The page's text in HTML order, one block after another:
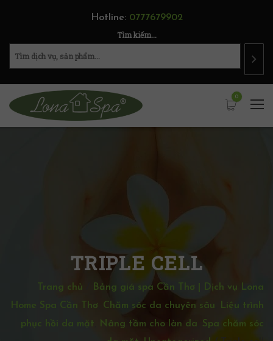
Hotline: 0777679902
Tìm kiếm...
0
TRIPLE CELL
Trang chủ
Bảng giá spa Cần Thơ | Dịch vụ Lona
Home Spa Cần Thơ
Chăm sóc da chuyên sâu
Liệu trình
phục hồi da mặt
Nâng tầm cho làn da
Spa chăm sóc